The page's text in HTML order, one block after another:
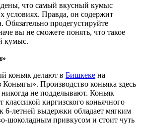
что самый вкусный кумыс
условиях. Правда, он содержит
Обязательно продегустируйте
вы не сможете понять, что такое
кумыс.
коньяк делают в Бишкеке на
Производство коньяка здесь
не подделывают. Коньяк
киргизского коньячного
6-летней выдержки обладает мягким
шоколадным привкусом и стоит чуть